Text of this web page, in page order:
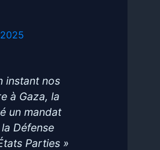
instant nos
à Gaza, la
un mandat
Défense
Parties »